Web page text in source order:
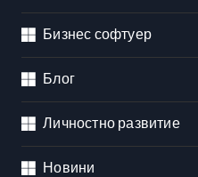
Бизнес софтуер
Блог
Личностно развитие
Новини